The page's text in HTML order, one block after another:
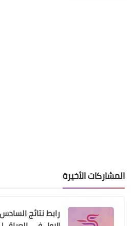
اسماء االرعاية الاجتماعية
فتح التسجيل على الرعاية
المشاركات الأخيرة